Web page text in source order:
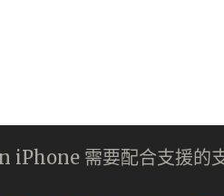
需要配合支援的